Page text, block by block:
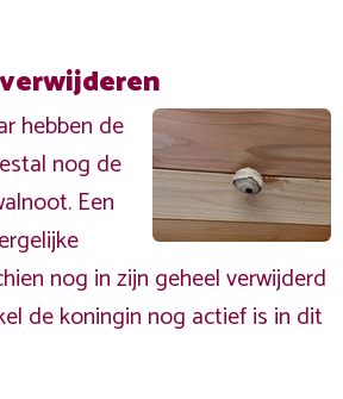
hebben de
nog de
Een
nog in zijn geheel verwijderd
de koningin nog actief is in dit